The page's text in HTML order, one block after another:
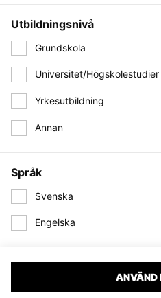
Utbildningsnivå
Grundskola
Universitet/Högskolestudier
Yrkesutbildning
Annan
Språk
Svenska
Engelska
ANVÄND